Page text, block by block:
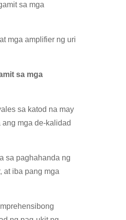
sa mga
mga amplifier ng uri
sa mga
sa katod na may
mga de-kalidad
sa paghahanda ng
at iba pang mga